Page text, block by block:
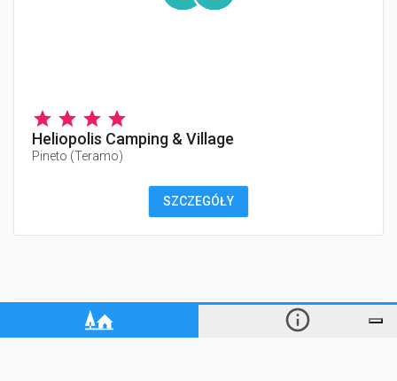
Heliopolis Camping & Village
Pineto (Teramo)
SZCZEGÓŁY